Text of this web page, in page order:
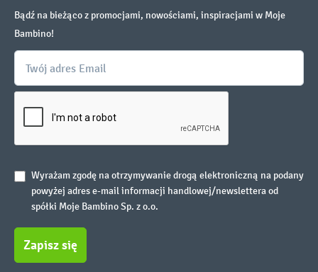
Bądź na bieżąco z promocjami, nowościami, inspiracjami w Moje
Bambino!
Wyrażam zgodę na otrzymywanie drogą elektroniczną na podany
powyżej adres e-mail informacji handlowej/newslettera od
spółki Moje Bambino Sp. z o.o.
Zapisz się